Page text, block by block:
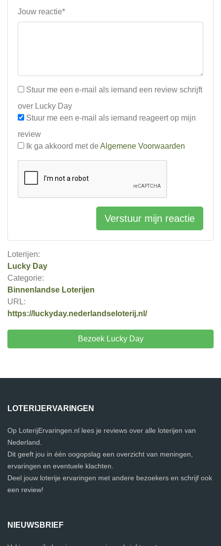
Loterijen:
Lucky Day
Categorie:
Binnenlandse Loterijen
URL:
https://luckyday.nederlandseloterij.nl/
Bezoek Lucky Day
Jouw reactie*
Stuur me een e-mail als iemand een review schrijft
over Lucky Day
Stuur me een e-mail als iemand reageert op mijn
review
Ik ga akkoord met de Algemene Voorwaarden
Verstuur mijn reactie
LOTERIJERVARINGEN
Op LoterijErvaringen.nl lees je reviews over alle loterijen van
Nederland.
Dit geeft jou in één oogopslag een overzicht van meningen,
ervaringen en eventuele klachten.
Deel jouw loterije ervaringen met andere bezoekers en schrijf ook
een review!
NIEUWSBRIEF